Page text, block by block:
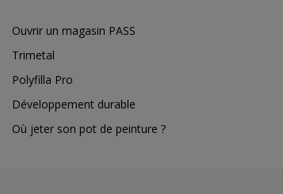
Ouvrir un magasin PASS
Trimetal
Polyfilla Pro
Développement durable
Où jeter son pot de peinture ?